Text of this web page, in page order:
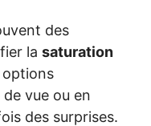
des
la saturation
options
vue ou en
des surprises.